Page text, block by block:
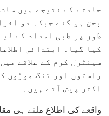
حادثے کے نتیجے میں
بحق ہو گئے جبکہ دو
طور پر طبی امداد کے
کیا گیا۔ ابتدائی
سینٹرل کرم کے علاقے
راستوں اور تنگ موڑوں
اکثر پیش آتے ہیں۔
واقعے کی اطلاع ملتے ہی